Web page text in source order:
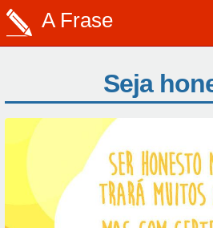
A Frase
Seja